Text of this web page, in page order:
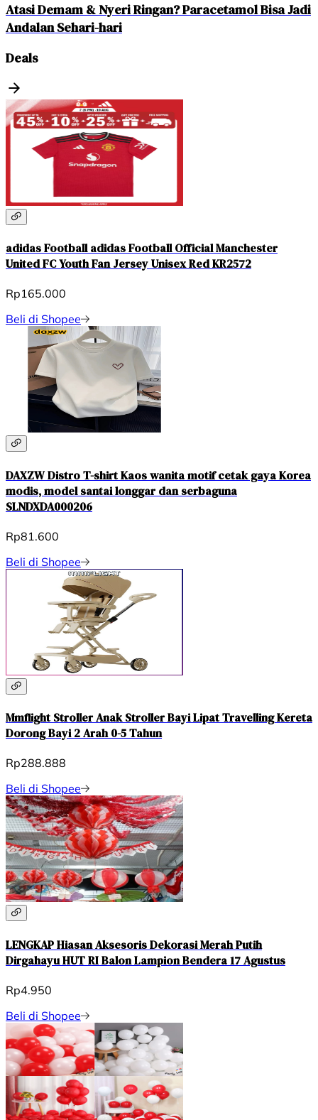
Atasi Demam & Nyeri Ringan? Paracetamol Bisa Jadi
Andalan Sehari-hari
Deals
adidas Football adidas Football Official Manchester
United FC Youth Fan Jersey Unisex Red KR2572
Rp165.000
Beli di Shopee
DAXZW Distro T-shirt Kaos wanita motif cetak gaya Korea
modis, model santai longgar dan serbaguna
SLNDXDA000206
Rp81.600
Beli di Shopee
Mmflight Stroller Anak Stroller Bayi Lipat Travelling Kereta
Dorong Bayi 2 Arah 0-5 Tahun
Rp288.888
Beli di Shopee
LENGKAP Hiasan Aksesoris Dekorasi Merah Putih
Dirgahayu HUT RI Balon Lampion Bendera 17 Agustus
Rp4.950
Beli di Shopee